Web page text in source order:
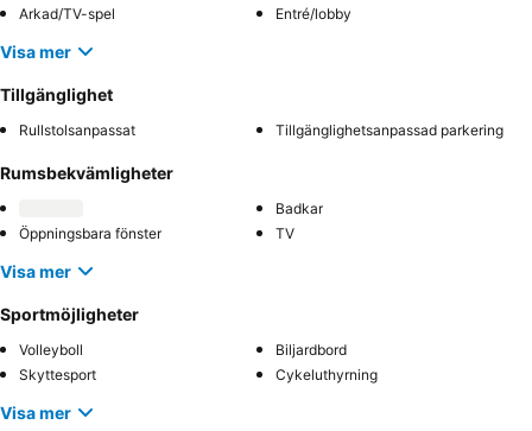
Arkad/TV-spel Entré/lobby
Visa mer
Tillgänglighet
Rullstolsanpassat Tillgänglighetsanpassad parkering
Rumsbekvämligheter
Badkar
Öppningsbara fönster
TV
Visa mer
Sportmöjligheter
Volleyboll
Biljardbord
Skyttesport
Cykeluthyrning
Visa mer